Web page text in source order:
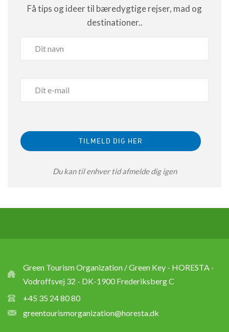
Få tips og ideer til bæredygtige rejser, mad og
destinationer..
Du kan til enhver tid afmelde dig igen
Green Tourism Organization / Green Key - HORESTA -
Vodroffsvej 32 - DK-1900 Frederiksberg C
+45 35 24 80 80
greentourismorganization@horesta.dk